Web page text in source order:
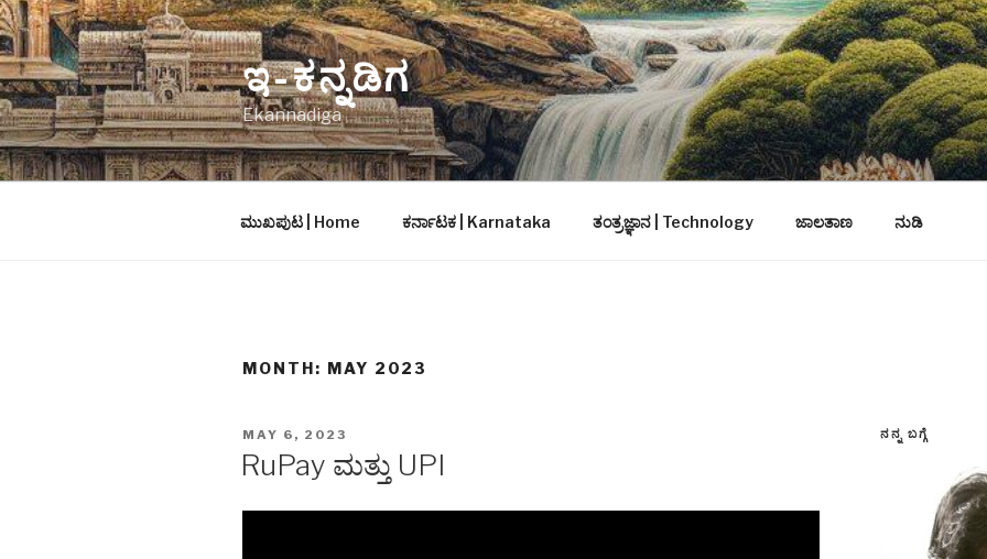
Skip
to
content
ಇ-ಕನ್ನಡಿಗ
Ekannadiga
ಮುಖಪುಟ | Home ಕರ್ನಾಟಕ | Karnataka ತಂತ್ರಜ್ಞಾನ | Technology ಜಾಲತಾಣ ನುಡಿ
MONTH: MAY 2023
POSTED
MAY 6, 2023
RuPay ಮತ್ತು UPI
ನನ್ನ ಬಗ್ಗೆ